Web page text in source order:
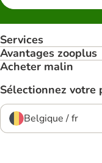
Services
Avantages zooplus
Acheter malin
Sélectionnez votre
Belgique / fr